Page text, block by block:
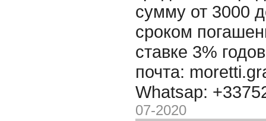
сумму от 3000
сроком
ставке 3%
почта:
Whatsap:
07-2020